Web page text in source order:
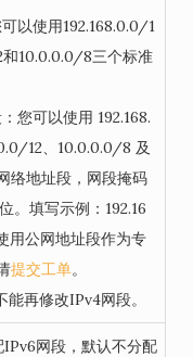
可以使用192.168.0.0/1
和10.0.0.0/8三个标准
：您可以使用 192.168.
12、10.0.0.0/8 及
络地址段，网段掩码
。填写示例：192.16
用公网地址段作为专
提交工单。
再修改IPv4网段。
网段，默认不分配